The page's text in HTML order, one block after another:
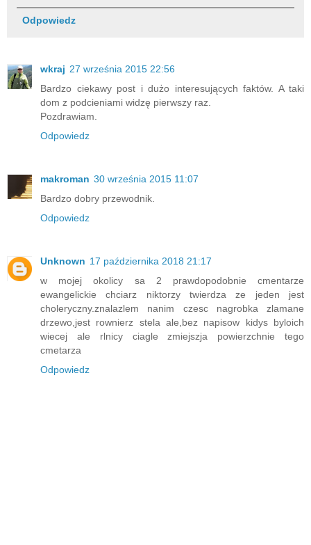
Odpowiedz
wkraj 27 września 2015 22:56
Bardzo ciekawy post i dużo interesujących faktów. A taki
dom z podcieniami widzę pierwszy raz.
Pozdrawiam.
Odpowiedz
makroman 30 września 2015 11:07
Bardzo dobry przewodnik.
Odpowiedz
Unknown 17 października 2018 21:17
w mojej okolicy sa 2 prawdopodobnie cmentarze
ewangelickie chciarz niktorzy twierdza ze jeden jest
choleryczny.znalazlem nanim czesc nagrobka zlamane
drzewo,jest rownierz stela ale,bez napisow kidys byloich
wiecej ale rlnicy ciagle zmiejszja powierzchnie tego
cmetarza
Odpowiedz